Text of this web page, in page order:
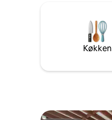
Køkken